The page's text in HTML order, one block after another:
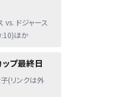
vs. ドジャース
ほか
プ最終日
(リンクは外